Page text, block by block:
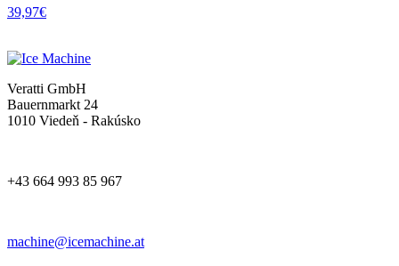
39,97€
Veratti GmbH
Bauernmarkt 24
1010 Viedeň - Rakúsko
+43 664 993 85 967
machine@icemachine.at